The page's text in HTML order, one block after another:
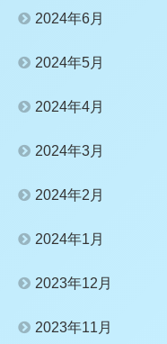
2024年6月
2024年5月
2024年4月
2024年3月
2024年2月
2024年1月
2023年12月
2023年11月